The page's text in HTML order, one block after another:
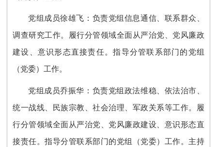
党组成员徐雄飞：负责党组信息通信、联系群众、
调查研究工作。履行分管领域全面从严治党、党风廉政
建设、意识形态直接责任。指导分管联系部门的党组
（党委）工作。
党组成员乔振华：负责党组政法维稳、依法治市、
统一战线、民族宗教、社会治理、军政关系等工作。履
行分管领域全面从严治党、党风廉政建设、意识形态直
接责任。指导分管联系部门的党组（党委）工作。主持